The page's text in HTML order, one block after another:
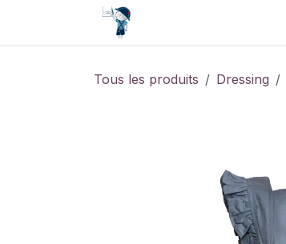
Se rendre au contenu
Tous les produits Dressing